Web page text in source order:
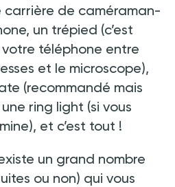
carrière de caméraman-
un trépied (c’est
téléphone entre
et le microscope),
(recommandé mais
ring light (si vous
et c’est tout !
un grand nombre
ou non) qui vous